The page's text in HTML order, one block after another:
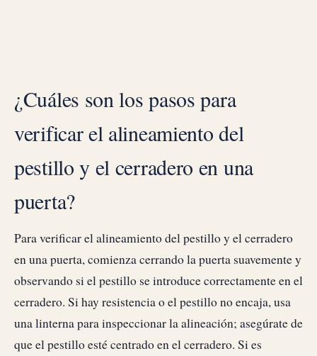
¿Cuáles son los pasos para
verificar el alineamiento del
pestillo y el cerradero en una
puerta?
Para verificar el alineamiento del pestillo y el cerradero
en una puerta, comienza cerrando la puerta suavemente y
observando si el pestillo se introduce correctamente en el
cerradero. Si hay resistencia o el pestillo no encaja, usa
una linterna para inspeccionar la alineación; asegúrate de
que el pestillo esté centrado en el cerradero. Si es